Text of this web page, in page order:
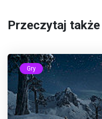
Przeczytaj także
Gry